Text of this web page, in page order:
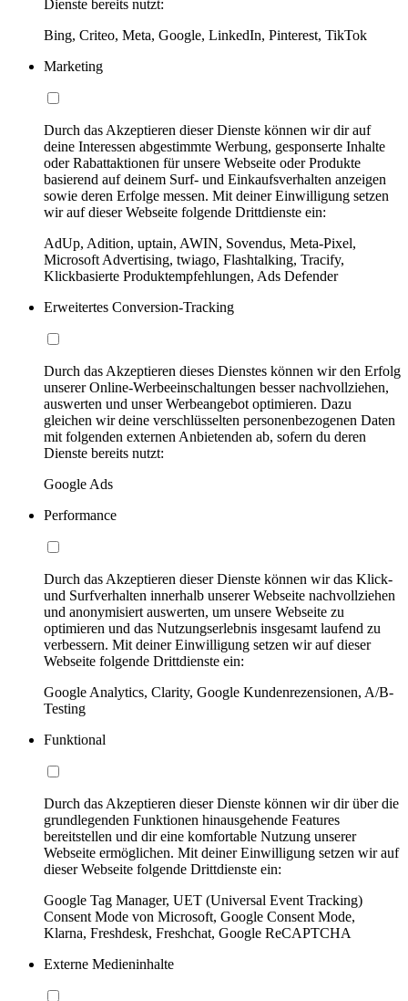
Dienste bereits nutzt:
Bing, Criteo, Meta, Google, LinkedIn, Pinterest, TikTok
Marketing
Durch das Akzeptieren dieser Dienste können wir dir auf
deine Interessen abgestimmte Werbung, gesponserte Inhalte
oder Rabattaktionen für unsere Webseite oder Produkte
basierend auf deinem Surf- und Einkaufsverhalten anzeigen
sowie deren Erfolge messen. Mit deiner Einwilligung setzen
wir auf dieser Webseite folgende Drittdienste ein:
AdUp, Adition, uptain, AWIN, Sovendus, Meta-Pixel,
Microsoft Advertising, twiago, Flashtalking, Tracify,
Klickbasierte Produktempfehlungen, Ads Defender
Erweitertes Conversion-Tracking
Durch das Akzeptieren dieses Dienstes können wir den Erfolg
unserer Online-Werbeeinschaltungen besser nachvollziehen,
auswerten und unser Werbeangebot optimieren. Dazu
gleichen wir deine verschlüsselten personenbezogenen Daten
mit folgenden externen Anbietenden ab, sofern du deren
Dienste bereits nutzt:
Google Ads
Performance
Durch das Akzeptieren dieser Dienste können wir das Klick-
und Surfverhalten innerhalb unserer Webseite nachvollziehen
und anonymisiert auswerten, um unsere Webseite zu
optimieren und das Nutzungserlebnis insgesamt laufend zu
verbessern. Mit deiner Einwilligung setzen wir auf dieser
Webseite folgende Drittdienste ein:
Google Analytics, Clarity, Google Kundenrezensionen, A/B-
Testing
Funktional
Durch das Akzeptieren dieser Dienste können wir dir über die
grundlegenden Funktionen hinausgehende Features
bereitstellen und dir eine komfortable Nutzung unserer
Webseite ermöglichen. Mit deiner Einwilligung setzen wir auf
dieser Webseite folgende Drittdienste ein:
Google Tag Manager, UET (Universal Event Tracking)
Consent Mode von Microsoft, Google Consent Mode,
Klarna, Freshdesk, Freshchat, Google ReCAPTCHA
Externe Medieninhalte